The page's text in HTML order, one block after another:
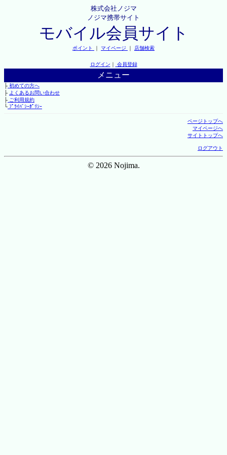
株式会社ノジマ
ノジマ携帯サイト
モバイル会員サイト
ポイント ｜ マイページ ｜ 店舗検索
ログイン ｜ 会員登録
メニュー
├初めての方へ
├ よくあるお問い合わせ
├ご利用規約
└ﾌﾟﾗｲﾊﾞｼｰﾎﾟﾘｼｰ
ページトップへ
マイページへ
サイトトップへ
ログアウト
© 2026 Nojima.